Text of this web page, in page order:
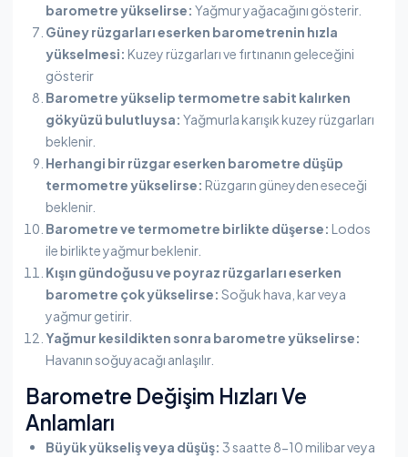
barometre yükselirse: Yağmur yağacağını gösterir.​
Güney rüzgarları eserken barometrenin hızla
yükselmesi: Kuzey rüzgarları ve fırtınanın geleceğini
gösterir
Barometre yükselip termometre sabit kalırken
gökyüzü bulutluysa: Yağmurla karışık kuzey rüzgarları
beklenir.
Herhangi bir rüzgar eserken barometre düşüp
termometre yükselirse: Rüzgarın güneyden eseceği
beklenir.​
Barometre ve termometre birlikte düşerse: Lodos
ile birlikte yağmur beklenir.
Kışın gündoğusu ve poyraz rüzgarları eserken
barometre çok yükselirse: Soğuk hava, kar veya
yağmur getirir.
Yağmur kesildikten sonra barometre yükselirse:
Havanın soğuyacağı anlaşılır.
Barometre Değişim Hızları Ve
Anlamları
Büyük yükseliş veya düşüş: 3 saatte 8-10 milibar veya